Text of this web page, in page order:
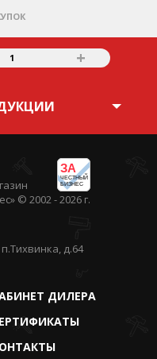
1 +
ЗА
ЧЕСТНЫЙ
БИЗНЕС
© 2002 - 2026 г.
д.64
ДИЛЕРА